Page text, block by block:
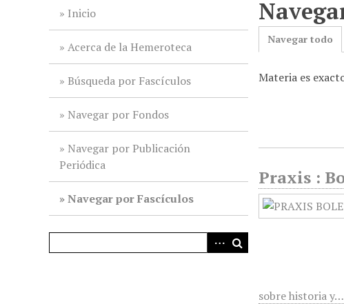
Inicio
Acerca de la Hemeroteca
Búsqueda por Fascículos
Navegar por Fondos
Navegar por Publicación
Periódica
Navegar por Fascículos
Navegar todo
Materia es
Praxis :
sobre historia y…